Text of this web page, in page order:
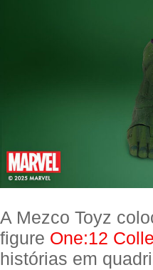
A Mezco Toyz
figure One:12
histórias em